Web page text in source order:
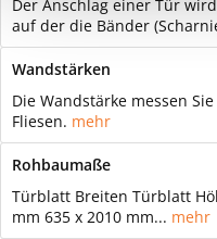
Der Anschlag einer Tür
auf der die Bänder
Wandstärken
Die Wandstärke messen
Fliesen. mehr
Rohbaumaße
Türblatt Breiten Türblatt
mm 635 x 2010 mm... mehr